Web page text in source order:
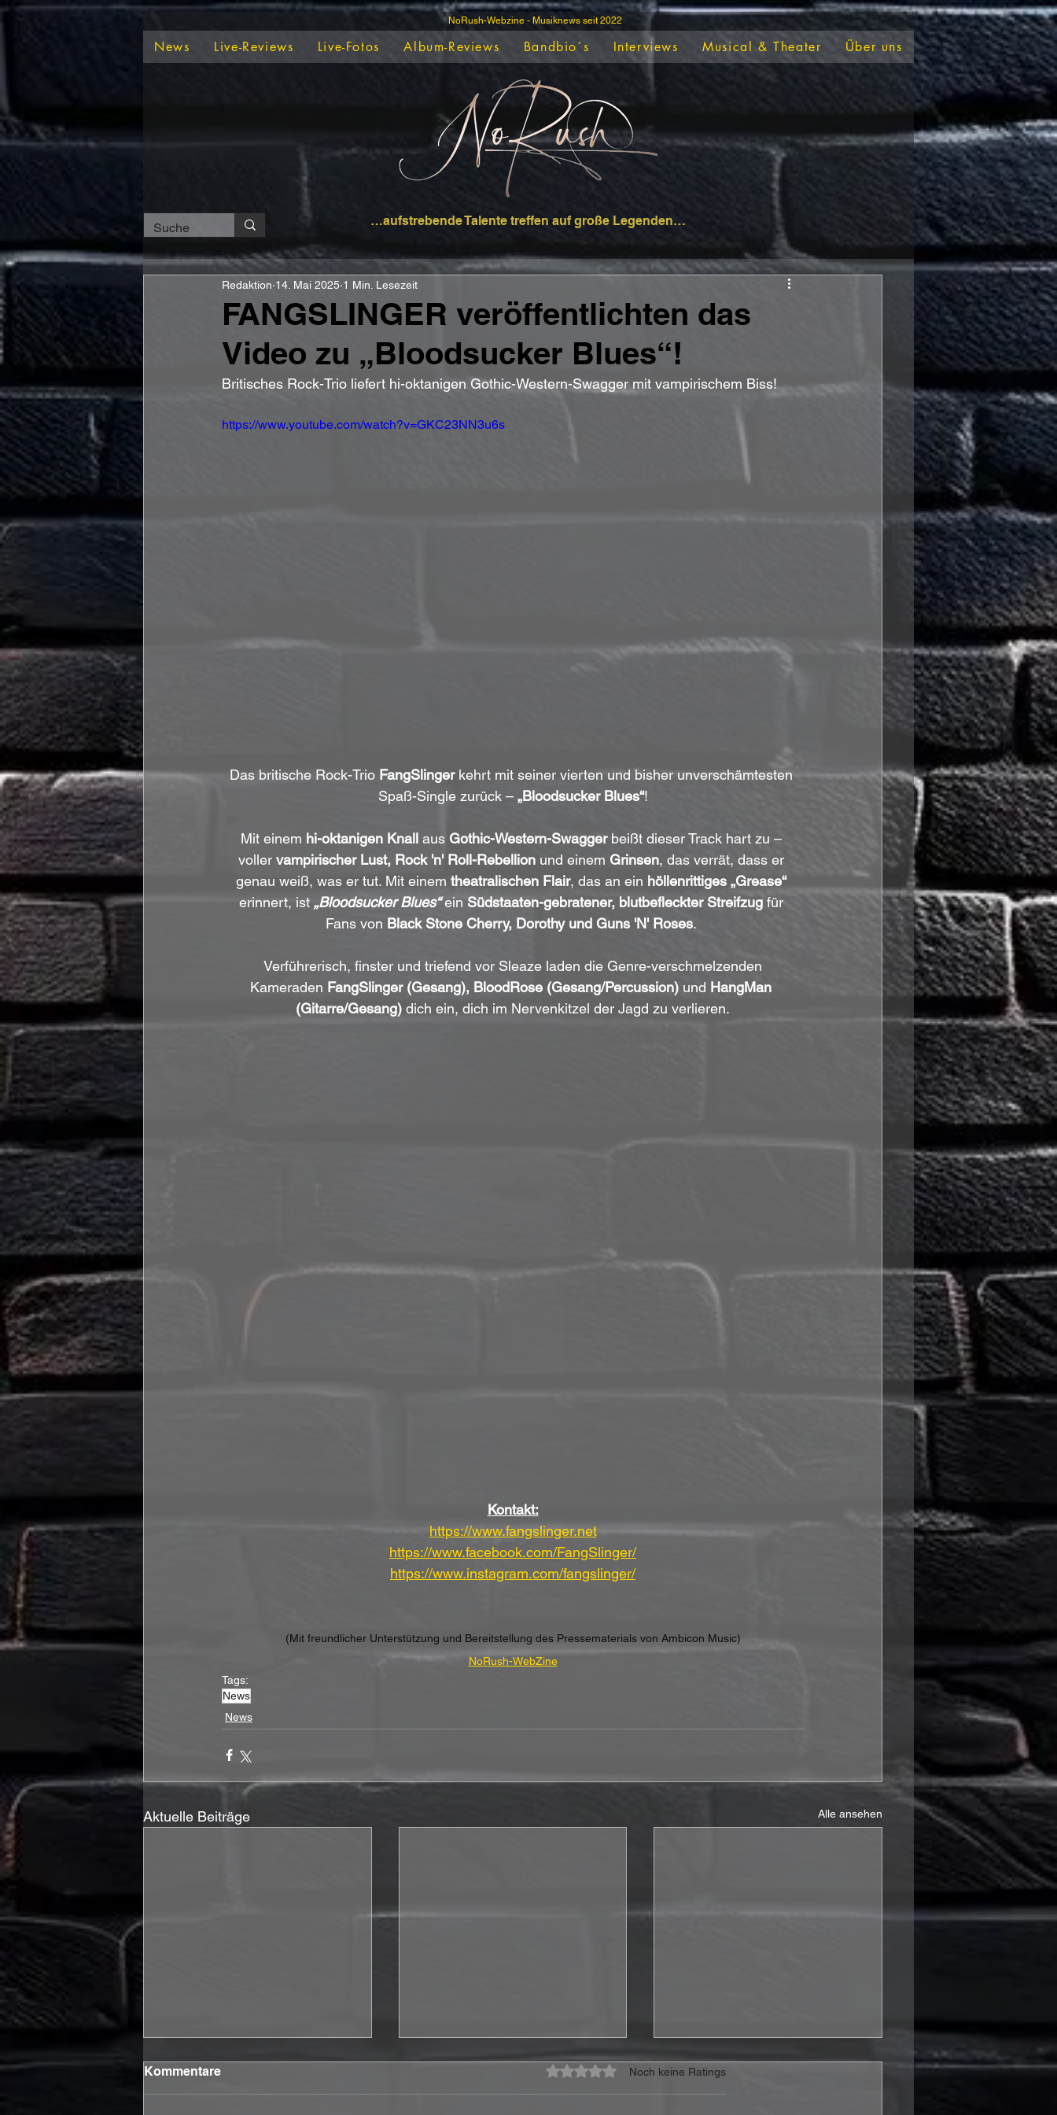
NoRush-Webzine - Musiknews seit 2022
News Live-Reviews Live-Fotos Album-Reviews Bandbio´s Interviews Musical & Theater Über uns
…aufstrebende Talente treffen auf große Legenden…
FANGSLINGER veröffentlichten das
Video zu „Bloodsucker Blues“!
Redaktion 14. Mai 2025 1 Min. Lesezeit
Britisches Rock-Trio liefert hi-oktanigen Gothic-Western-Swagger mit vampirischem Biss!
https://www.youtube.com/watch?v=GKC23NN3u6s
Das britische Rock-Trio FangSlinger kehrt mit seiner vierten und bisher unverschämtesten
Spaß-Single zurück – „Bloodsucker Blues“!
Mit einem hi-oktanigen Knall aus Gothic-Western-Swagger beißt dieser Track hart zu –
voller vampirischer Lust, Rock 'n' Roll-Rebellion und einem Grinsen, das verrät, dass er
genau weiß, was er tut. Mit einem theatralischen Flair, das an ein höllenrittiges „Grease“
erinnert, ist „Bloodsucker Blues“ ein Südstaaten-gebratener, blutbefleckter Streifzug für
Fans von Black Stone Cherry, Dorothy und Guns 'N' Roses.
Kameraden FangSlinger (Gesang), BloodRose (Gesang/Percussion) und HangMan
(Gitarre/Gesang) dich ein, dich im Nervenkitzel der Jagd zu verlieren.
Kontakt:
https://www.fangslinger.net
https://www.facebook.com/FangSlinger/
https://www.instagram.com/fangslinger/
(Mit freundlicher Unterstützung und Bereitstellung des Pressematerials von Ambicon Music)
NoRush-WebZine
Tags:
News
News
Aktuelle Beiträge Alle ansehen
Kommentare Mit 0 von 5 Sternen bewertet.
Noch keine Ratings